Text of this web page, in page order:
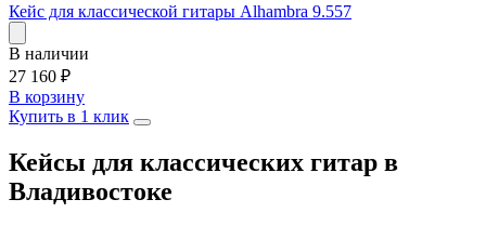
Кейс для классической гитары Alhambra 9.557
В наличии
27 160 ₽
В корзину
Купить в 1 клик
Кейсы для классических гитар в
Владивостоке